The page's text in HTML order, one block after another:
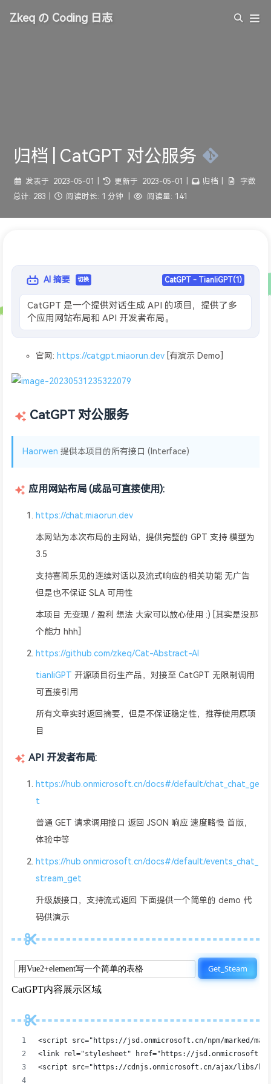
Zkeq の Coding 日志
归档 | CatGPT 对公服务
发表于 2023-05-01 更新于 2023-05-01 归档
字数
总计: 283 阅读时长: 1 分钟 阅读量: 141
AI 摘要 切换 CatGPT - TianliGPT(1)
CatGPT 是一个提供对话生成 API 的项目，提供了多
个应用网站布局和 API 开发者布局。
官网: https://catgpt.miaorun.dev [有演示 Demo]
CatGPT 对公服务
Haorwen 提供本项目的所有接口 (Interface)
应用网站布局 (成品可直接使用):
https://chat.miaorun.dev
本网站为本次布局的主网站，提供完整的 GPT 支持 模型为
3.5
支持喜闻乐见的连续对话以及流式响应的相关功能 无广告
但是也不保证 SLA 可用性
本项目 无变现 / 盈利 想法 大家可以放心使用 :) [其实是没那
个能力 hhh]
https://github.com/zkeq/Cat-Abstract-AI
tianliGPT 开源项目衍生产品，对接至 CatGPT 无限制调用
可直接引用
所有文章实时返回摘要，但是不保证稳定性，推荐使用原项
目
API 开发者布局:
https://hub.onmicrosoft.cn/docs#/default/chat_chat_ge
t
普通 GET 请求调用接口 返回 JSON 响应 速度略慢 首版，
体验中等
https://hub.onmicrosoft.cn/docs#/default/events_chat_
stream_get
升级版接口，支持流式返回 下面提供一个简单的 demo 代
码供演示